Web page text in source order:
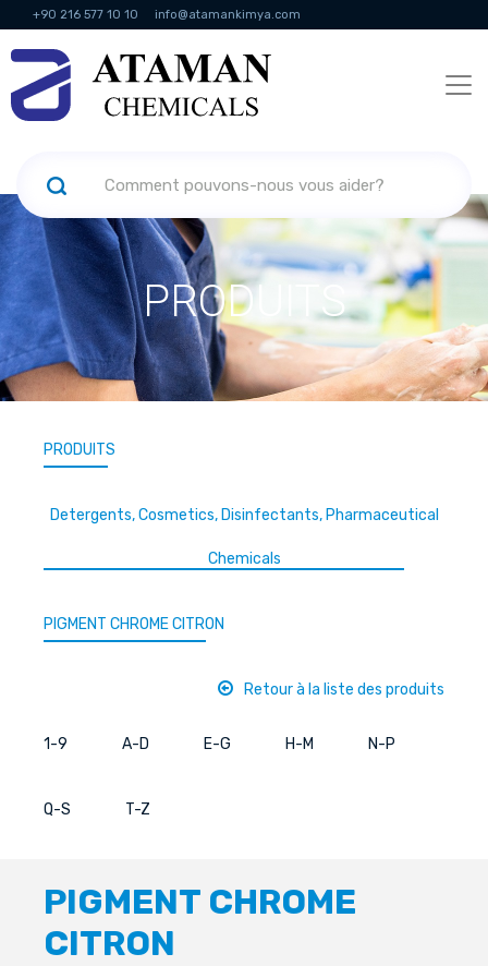
+90 216 577 10 10 info@atamankimya.com
KVKK Politikası Services de la société de l'information
humaines
PRODUITS
PRODUITS
Detergents, Cosmetics, Disinfectants, Pharmaceutical
Chemicals
PIGMENT CHROME CITRON
Retour à la liste des produits
1-9 A-D E-G H-M N-P
Q-S T-Z
PIGMENT CHROME
CITRON